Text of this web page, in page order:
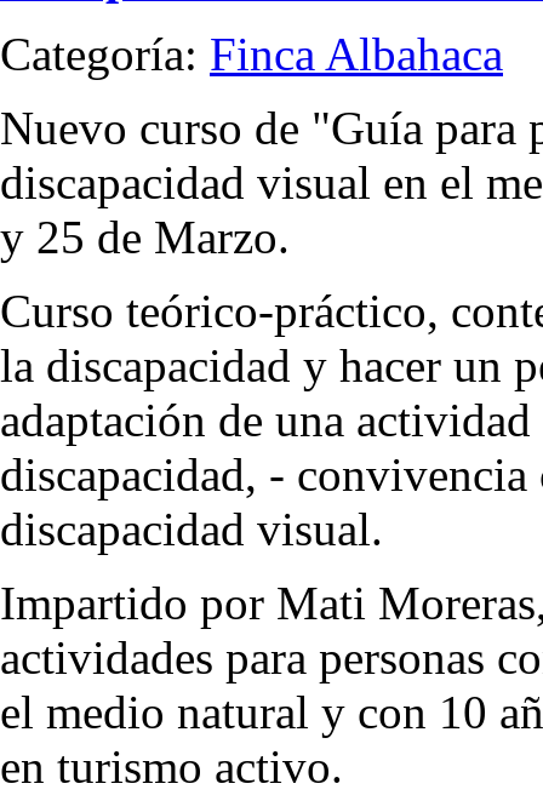
Categoría: Finca Albahaca
Nuevo curso de "Guía para
discapacidad visual en el
y 25 de Marzo.
Curso teórico-práctico,
la discapacidad y hacer un
adaptación de una
discapacidad, - convivencia
discapacidad visual.
Impartido por Mati
actividades para personas
el medio natural y con 10
en turismo activo.